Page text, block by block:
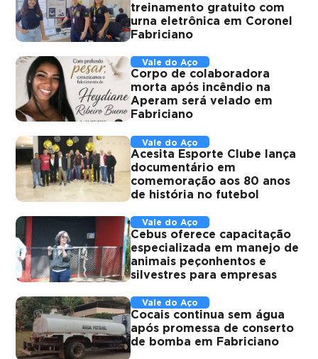
treinamento gratuito com
urna eletrônica em Coronel
Fabriciano
Vale do Aço
Corpo de colaboradora
morta após incêndio na
Aperam será velado em
Fabriciano
Vale do Aço
Acesita Esporte Clube lança
documentário em
comemoração aos 80 anos
de história no futebol
Vale do Aço
Cebus oferece capacitação
especializada em manejo de
animais peçonhentos e
silvestres para empresas
Vale do Aço
Cocais continua sem água
após promessa de conserto
de bomba em Fabriciano